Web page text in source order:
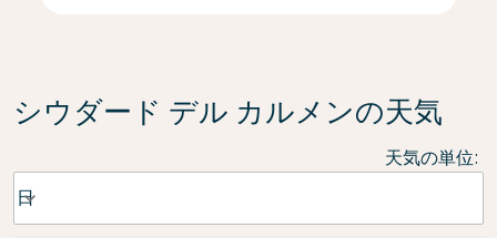
シウダード デル カルメンの天気
天気の単位:
Weather unit option 日 Selected
日
keyboard_arrow_down